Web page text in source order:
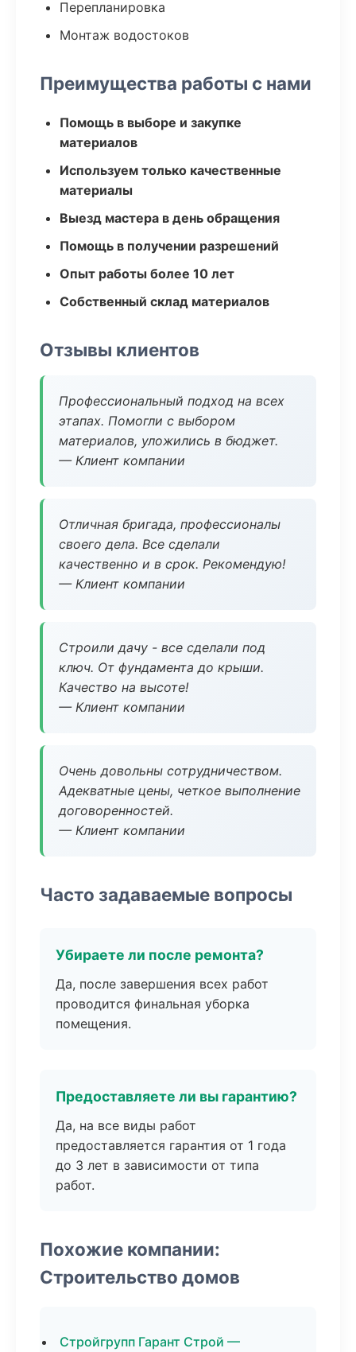
Перепланировка
Монтаж водостоков
Преимущества работы с нами
Помощь в выборе и закупке
материалов
Используем только качественные
материалы
Выезд мастера в день обращения
Помощь в получении разрешений
Опыт работы более 10 лет
Собственный склад материалов
Отзывы клиентов
Профессиональный подход на всех
этапах. Помогли с выбором
материалов, уложились в бюджет.
— Клиент компании
Отличная бригада, профессионалы
своего дела. Все сделали
качественно и в срок. Рекомендую!
— Клиент компании
Строили дачу - все сделали под
ключ. От фундамента до крыши.
Качество на высоте!
— Клиент компании
Очень довольны сотрудничеством.
Адекватные цены, четкое выполнение
договоренностей.
— Клиент компании
Часто задаваемые вопросы
Убираете ли после ремонта?
Да, после завершения всех работ
проводится финальная уборка
помещения.
Предоставляете ли вы гарантию?
Да, на все виды работ
предоставляется гарантия от 1 года
до 3 лет в зависимости от типа
работ.
Похожие компании:
Строительство домов
Стройгрупп Гарант Строй —